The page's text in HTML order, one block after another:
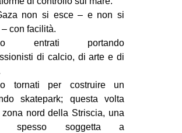
AFRICA
AMERICHE
EUROPA
MEDIO ORIENTE
MONDO
non si esce – e non si
con facilità.
entrati portando
di calcio, di arte e di
tornati per costruire un
skatepark; questa volta
zona nord della Striscia, una
spesso soggetta a